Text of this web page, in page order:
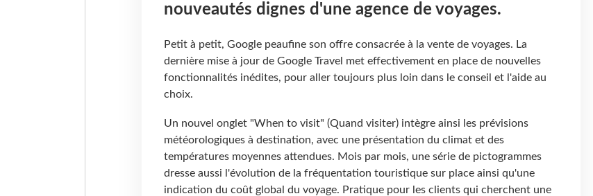
nouveautés dignes d'une agence de voyages.
Petit à petit, Google peaufine son offre consacrée à la vente de voyages. La
dernière mise à jour de Google Travel met effectivement en place de nouvelles
fonctionnalités inédites, pour aller toujours plus loin dans le conseil et l'aide au
choix.
Un nouvel onglet "When to visit" (Quand visiter) intègre ainsi les prévisions
météorologiques à destination, avec une présentation du climat et des
températures moyennes attendues. Mois par mois, une série de pictogrammes
dresse aussi l'évolution de la fréquentation touristique sur place ainsi qu'une
indication du coût global du voyage. Pratique pour les clients qui cherchent une